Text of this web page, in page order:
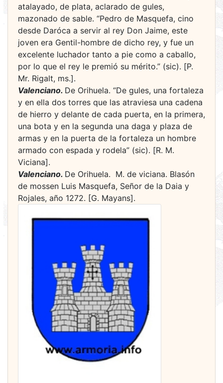
atalayado, de plata, aclarado de gules,
mazonado de sable. “Pedro de Masquefa, cino
desde Daróca a servir al rey Don Jaime, este
joven era Gentil-hombre de dicho rey, y fue un
excelente luchador tanto a pie como a caballo,
por lo que el rey le premió su mérito.” (sic). [P.
Mr. Rigalt, ms.].
Valenciano. De Orihuela. “De gules, una fortaleza
y en ella dos torres que las atraviesa una cadena
de hierro y delante de cada puerta, en la primera,
una bota y en la segunda una daga y plaza de
armas y en la puerta de la fortaleza un hombre
armado con espada y rodela” (sic). [R. M.
Viciana].
Valenciano. De Orihuela. ­ M. de viciana. Blasón
de mossen Luis Masquefa, Señor de la Daia y
Rojales, año 1272. [G. Mayans].